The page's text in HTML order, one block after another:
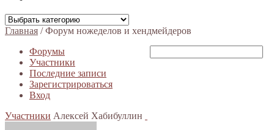
Главная /Форум ножеделов и хендмейдеров
Форумы
Участники
Последние записи
Зарегистрироваться
Вход
Участники Алексей Хабибуллин